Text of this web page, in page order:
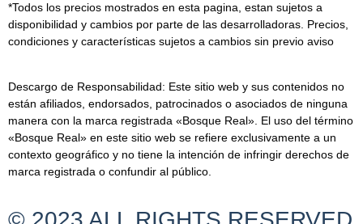
*Todos los precios mostrados en esta pagina, estan sujetos a
disponibilidad y cambios por parte de las desarrolladoras. Precios,
condiciones y características sujetos a cambios sin previo aviso
Descargo de Responsabilidad: Este sitio web y sus contenidos no
están afiliados, endorsados, patrocinados o asociados de ninguna
manera con la marca registrada «Bosque Real». El uso del término
«Bosque Real» en este sitio web se refiere exclusivamente a un
contexto geográfico y no tiene la intención de infringir derechos de
marca registrada o confundir al público.